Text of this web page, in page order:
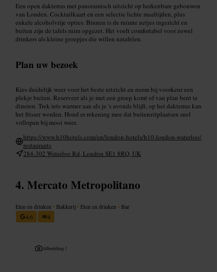
Een open dakterras met panoramisch uitzicht op herkenbare gebouwen
van Londen. Cocktailkaart en een selectie lichte maaltijden, plus
enkele alcoholvrije opties. Binnen is de ruimte netjes ingericht en
buiten zijn de tafels ruim opgezet. Het voelt comfortabel voor zowel
drinkers als kleine groepjes die willen natafelen.
Plan uw bezoek
Kies duidelijk weer voor het beste uitzicht en neem bij voorkeur een
plekje buiten. Reserveer als je met een groep komt of van plan bent te
dineren. Trek iets warmer aan als je 's avonds blijft, op het dakterras kan
het frisser worden. Houd er rekening mee dat buitenzitplaatsen snel
vollopen bij mooi weer.
https://www.h10hotels.com/en/london-hotels/h10-london-waterloo/
restaurants
284-302 Waterloo Rd, London SE1 8RQ, UK
Mercato Metropolitano
Eten en drinken • Bakkerij • Eten en drinken • Bar
4,6
4
Afbeelding /